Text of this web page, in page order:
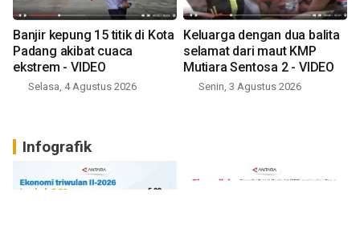
Banjir kepung 15 titik di Kota
Padang akibat cuaca
ekstrem - VIDEO
Selasa, 4 Agustus 2026
Keluarga dengan dua balita
selamat dari maut KMP
Mutiara Sentosa 2 - VIDEO
Senin, 3 Agustus 2026
Infografik